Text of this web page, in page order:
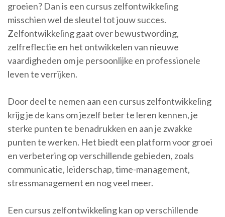
groeien? Dan is een cursus zelfontwikkeling
misschien wel de sleutel tot jouw succes.
Zelfontwikkeling gaat over bewustwording,
zelfreflectie en het ontwikkelen van nieuwe
vaardigheden om je persoonlijke en professionele
leven te verrijken.
Door deel te nemen aan een cursus zelfontwikkeling
krijg je de kans om jezelf beter te leren kennen, je
sterke punten te benadrukken en aan je zwakke
punten te werken. Het biedt een platform voor groei
en verbetering op verschillende gebieden, zoals
communicatie, leiderschap, time-management,
stressmanagement en nog veel meer.
Een cursus zelfontwikkeling kan op verschillende